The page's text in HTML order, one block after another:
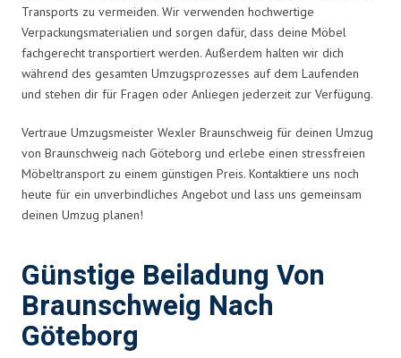
Transports zu vermeiden. Wir verwenden hochwertige
Verpackungsmaterialien und sorgen dafür, dass deine Möbel
fachgerecht transportiert werden. Außerdem halten wir dich
während des gesamten Umzugsprozesses auf dem Laufenden
und stehen dir für Fragen oder Anliegen jederzeit zur Verfügung.
Vertraue Umzugsmeister Wexler Braunschweig für deinen Umzug
von Braunschweig nach Göteborg und erlebe einen stressfreien
Möbeltransport zu einem günstigen Preis. Kontaktiere uns noch
heute für ein unverbindliches Angebot und lass uns gemeinsam
deinen Umzug planen!
Günstige Beiladung Von
Braunschweig Nach
Göteborg